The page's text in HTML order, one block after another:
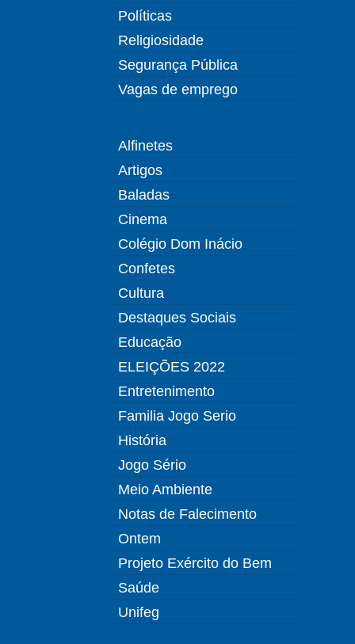
Políticas
Religiosidade
Segurança Pública
Vagas de emprego
Alfinetes
Artigos
Baladas
Cinema
Colégio Dom Inácio
Confetes
Cultura
Destaques Sociais
Educação
ELEIÇÕES 2022
Entretenimento
Familia Jogo Serio
História
Jogo Sério
Meio Ambiente
Notas de Falecimento
Ontem
Projeto Exército do Bem
Saúde
Unifeg